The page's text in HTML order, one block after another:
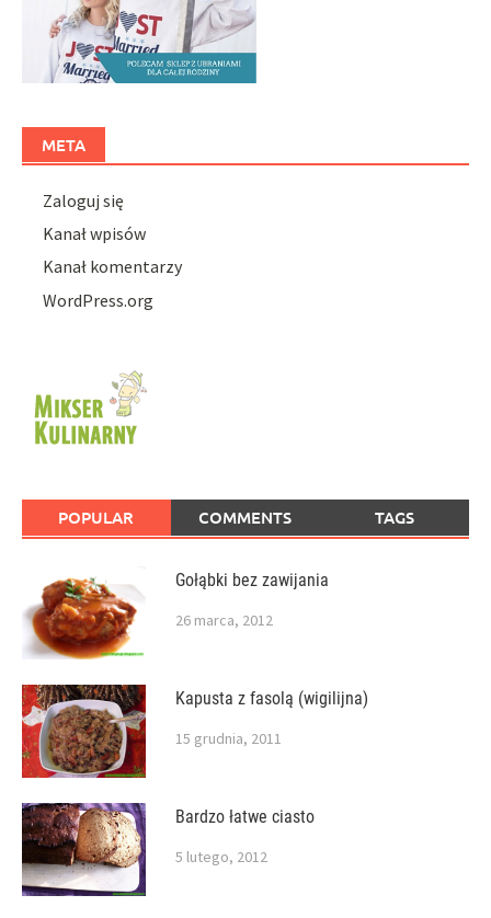
META
Zaloguj się
Kanał wpisów
Kanał komentarzy
WordPress.org
POPULAR COMMENTS TAGS
Gołąbki bez zawijania
26 marca, 2012
Kapusta z fasolą (wigilijna)
15 grudnia, 2011
Bardzo łatwe ciasto
5 lutego, 2012